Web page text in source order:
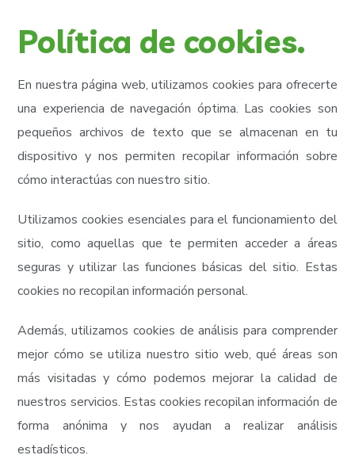
Política de cookies.
En nuestra página web, utilizamos cookies para ofrecerte
una experiencia de navegación óptima. Las cookies son
pequeños archivos de texto que se almacenan en tu
dispositivo y nos permiten recopilar información sobre
cómo interactúas con nuestro sitio.
Utilizamos cookies esenciales para el funcionamiento del
sitio, como aquellas que te permiten acceder a áreas
seguras y utilizar las funciones básicas del sitio. Estas
cookies no recopilan información personal.
Además, utilizamos cookies de análisis para comprender
mejor cómo se utiliza nuestro sitio web, qué áreas son
más visitadas y cómo podemos mejorar la calidad de
nuestros servicios. Estas cookies recopilan información de
forma anónima y nos ayudan a realizar análisis
estadísticos.